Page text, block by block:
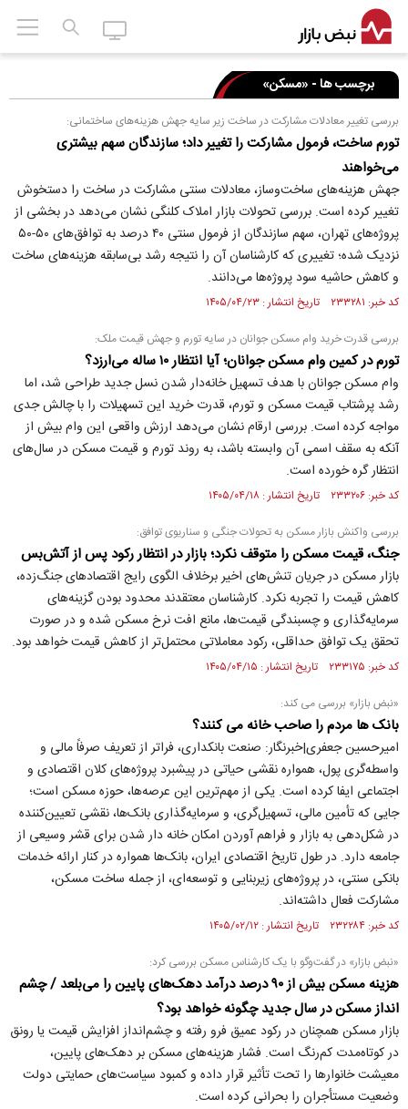
برچسب ها - «مسکن»
بررسی تغییر معادلات مشارکت در ساخت زیر سایه جهش هزینه‌های ساختمانی:
تورم ساخت، فرمول مشارکت را تغییر داد؛ سازندگان سهم بیشتری
می‌خواهند
جهش هزینه‌های ساخت‌وساز، معادلات سنتی مشارکت در ساخت را دستخوش
تغییر کرده است. بررسی تحولات بازار املاک کلنگی نشان می‌دهد در بخشی از
پروژه‌های تهران، سهم سازندگان از فرمول سنتی ۴۰ درصد به توافق‌های ۵۰-۵۰
نزدیک شده؛ تغییری که کارشناسان آن را نتیجه رشد بی‌سابقه هزینه‌های ساخت
و کاهش حاشیه سود پروژه‌ها می‌دانند.
کد خبر: ۲۳۳۲۸۱ تاریخ انتشار : ۱۴۰۵/۰۴/۲۳
بررسی قدرت خرید وام مسکن جوانان در سایه تورم و جهش قیمت ملک:
تورم در کمین وام مسکن جوانان؛ آیا انتظار ۱۰ ساله می‌ارزد؟
وام مسکن جوانان با هدف تسهیل خانه‌دار شدن نسل جدید طراحی شد، اما
رشد پرشتاب قیمت مسکن و تورم، قدرت خرید این تسهیلات را با چالش جدی
مواجه کرده است. بررسی ارقام نشان می‌دهد ارزش واقعی این وام بیش از
آنکه به سقف اسمی آن وابسته باشد، به روند تورم و قیمت مسکن در سال‌های
انتظار گره خورده است.
کد خبر: ۲۳۳۲۰۶ تاریخ انتشار : ۱۴۰۵/۰۴/۱۸
بررسی واکنش بازار مسکن به تحولات جنگی و سناریوی توافق:
جنگ، قیمت مسکن را متوقف نکرد؛ بازار در انتظار رکود پس از آتش‌بس
بازار مسکن در جریان تنش‌های اخیر برخلاف الگوی رایج اقتصادهای جنگ‌زده،
کاهش قیمت را تجربه نکرد. کارشناسان معتقدند محدود بودن گزینه‌های
سرمایه‌گذاری و چسبندگی قیمت‌ها، مانع افت نرخ مسکن شده و در صورت
تحقق یک توافق حداقلی، رکود معاملاتی محتمل‌تر از کاهش قیمت خواهد بود.
کد خبر: ۲۳۳۱۷۵ تاریخ انتشار : ۱۴۰۵/۰۴/۱۵
«نبض بازار» بررسی می کند:
بانک ها مردم را صاحب خانه می کنند؟
امیرحسین جعفری|خبرنگار: صنعت بانکداری، فراتر از تعریف صرفاً مالی و
واسطه‌گری پول، همواره نقشی حیاتی در پیشبرد پروژه‌های کلان اقتصادی و
اجتماعی ایفا کرده است. یکی از مهم‌ترین این عرصه‌ها، حوزه مسکن است؛
جایی که تأمین مالی، تسهیل‌گری، و سرمایه‌گذاری بانک‌ها، نقشی تعیین‌کننده
در شکل‌دهی به بازار و فراهم آوردن امکان خانه دار شدن برای قشر وسیعی از
جامعه دارد. در طول تاریخ اقتصادی ایران، بانک‌ها همواره در کنار ارائه خدمات
بانکی سنتی، در پروژه‌های زیربنایی و توسعه‌ای، از جمله ساخت مسکن،
مشارکت فعال داشته‌اند.
کد خبر: ۲۳۲۲۸۴ تاریخ انتشار : ۱۴۰۵/۰۲/۱۲
«نبض بازار» در گفت‌و‌گو با یک کارشناس مسکن بررسی کرد:
هزینه مسکن بیش از ۹۰ درصد درآمد دهک‌های پایین را می‌بلعد / چشم
انداز مسکن در سال جدید چگونه خواهد بود؟
بازار مسکن همچنان در رکود عمیق فرو رفته و چشم‌انداز افزایش قیمت یا رونق
در کوتاه‌مدت کم‌رنگ است. فشار هزینه‌های مسکن بر دهک‌های پایین،
معیشت خانوار‌ها را تحت تأثیر قرار داده و کمبود سیاست‌های حمایتی دولت
وضعیت مستأجران را بحرانی کرده است.